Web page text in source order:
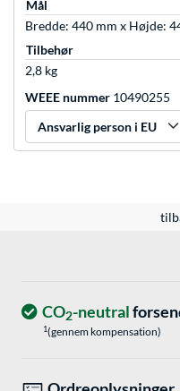
Mål
Bredde: 440 mm x Højde:
Tilbehør
2,8 kg
WEEE nummer 10490255
Ansvarlig person i EU
CO2-neutral
1(gennem kompensation)